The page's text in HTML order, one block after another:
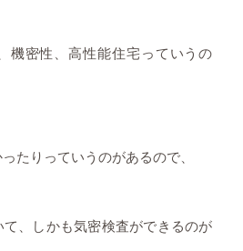
機密性、高性能住宅っていうの
たりっていうのがあるので、
、しかも気密検査ができるのが